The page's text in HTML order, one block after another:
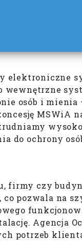
elektroniczne
wewnętrzne
osób i
MSWiA
wysoko
do ochrony
firmy czy
co pozwala na
Agencja
potrzeb